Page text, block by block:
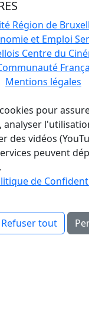
Région de
et Emploi
Centre du
Mentions légales
pour
analyser
des vidéos
peuvent
de
Refuser tout